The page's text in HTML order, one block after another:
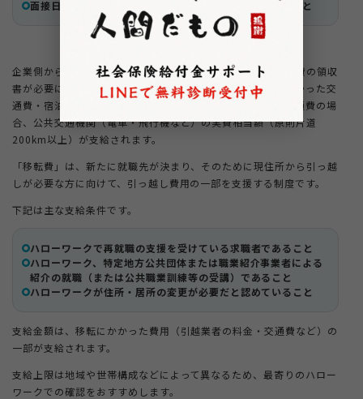
面接日程などが決まっており、事前に申請手続きを行うこと
企業側からの招待状や面接日時がわかる書類、交通費・宿泊費の領収
書が必要になる場合があります。また支給金額は、実際にかかった交
通費・宿泊費の一部または全額です。上限はあるものの、交通費の場
合、公共交通機関（電車・飛行機など）の実費相当額（原則片道
200km以上）が支給されます。
「移転費」は、新たに就職先が決まり、そのために現住所から引っ越
しが必要な方に向けて、引っ越し費用の一部を支援する制度です。
下記は主な支給条件です。
ハローワークで再就職の支援を受けている求職者であること
ハローワーク、特定地方公共団体または職業紹介事業者による
紹介の就職（または公共職業訓練等の受講）であること
ハローワークが住所・居所の変更が必要だと認めていること
支給金額は、移転にかかった費用（引越業者の料金・交通費など）の
一部が支給されます。
支給上限は地域や世帯構成などによって異なるため、最寄りのハロー
ワークでの確認をおすすめします。